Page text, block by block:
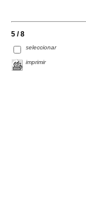
5 / 8
seleccionar
imprimir